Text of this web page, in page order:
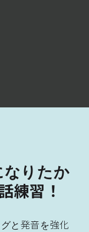
なりたか
練習！
と発音を強化